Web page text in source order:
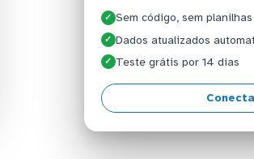
✓ Sem código, sem planilhas
✓ Dados atualizados
✓ Teste grátis por 14 dias